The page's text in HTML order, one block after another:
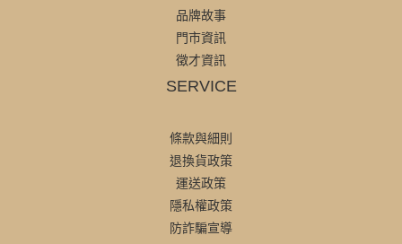
品牌故事
門市資訊
徵才資訊
SERVICE
條款與細則
退換貨政策
運送政策
隱私權政策
防詐騙宣導